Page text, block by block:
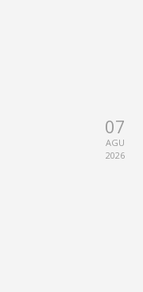
07
AGU
2026